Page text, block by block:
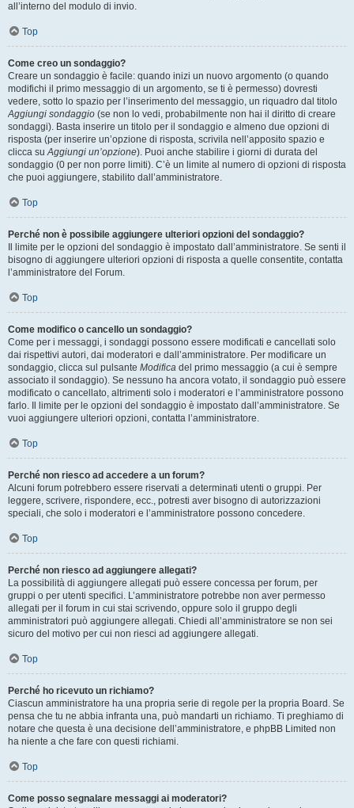
all’interno del modulo di invio.
Top
Come creo un sondaggio?
Creare un sondaggio è facile: quando inizi un nuovo argomento (o quando
modifichi il primo messaggio di un argomento, se ti è permesso) dovresti
vedere, sotto lo spazio per l’inserimento del messaggio, un riquadro dal titolo
Aggiungi sondaggio (se non lo vedi, probabilmente non hai il diritto di creare
sondaggi). Basta inserire un titolo per il sondaggio e almeno due opzioni di
risposta (per inserire un’opzione di risposta, scrivila nell’apposito spazio e
clicca suAggiungi un’opzione). Puoi anche stabilire i giorni di durata del
sondaggio (0 per non porre limiti). C’è un limite al numero di opzioni di risposta
che puoi aggiungere, stabilito dall’amministratore.
Top
Perché non è possibile aggiungere ulteriori opzioni del sondaggio?
Il limite per le opzioni del sondaggio è impostato dall’amministratore. Se senti il
bisogno di aggiungere ulteriori opzioni di risposta a quelle consentite, contatta
l’amministratore del Forum.
Top
Come modifico o cancello un sondaggio?
Come per i messaggi, i sondaggi possono essere modificati e cancellati solo
dai rispettivi autori, dai moderatori e dall’amministratore. Per modificare un
sondaggio, clicca sul pulsante Modifica del primo messaggio (a cui è sempre
associato il sondaggio). Se nessuno ha ancora votato, il sondaggio può essere
modificato o cancellato, altrimenti solo i moderatori e l’amministratore possono
farlo. Il limite per le opzioni del sondaggio è impostato dall’amministratore. Se
vuoi aggiungere ulteriori opzioni, contatta l’amministratore.
Top
Perché non riesco ad accedere a un forum?
Alcuni forum potrebbero essere riservati a determinati utenti o gruppi. Per
leggere, scrivere, rispondere, ecc., potresti aver bisogno di autorizzazioni
speciali, che solo i moderatori e l’amministratore possono concedere.
Top
Perché non riesco ad aggiungere allegati?
La possibilità di aggiungere allegati può essere concessa per forum, per
gruppi o per utenti specifici. L’amministratore potrebbe non aver permesso
allegati per il forum in cui stai scrivendo, oppure solo il gruppo degli
amministratori può aggiungere allegati. Chiedi all’amministratore se non sei
sicuro del motivo per cui non riesci ad aggiungere allegati.
Top
Perché ho ricevuto un richiamo?
Ciascun amministratore ha una propria serie di regole per la propria Board. Se
pensa che tu ne abbia infranta una, può mandarti un richiamo. Ti preghiamo di
notare che questa è una decisione dell’amministratore, e phpBB Limited non
ha niente a che fare con questi richiami.
Top
Come posso segnalare messaggi ai moderatori?